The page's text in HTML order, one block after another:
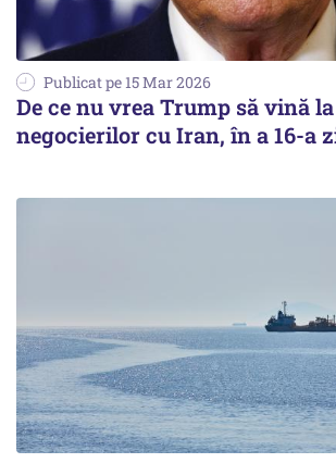
Publicat pe 15 Mar 2026
De ce nu vrea Trump să vină
negocierilor cu Iran, în a 16-a